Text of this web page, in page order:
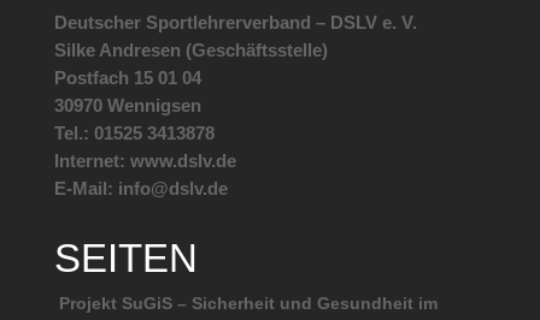
Deutscher Sportlehrerverband – DSLV e. V.
Silke Andresen (Geschäftsstelle)
Postfach 15 01 04
30970 Wennigsen
Tel.: 01525 3413878
Internet: www.dslv.de
E-Mail: info@dslv.de
SEITEN
Projekt SuGiS – Sicherheit und Gesundheit im